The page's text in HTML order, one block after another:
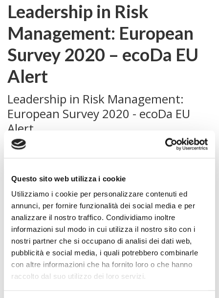
Questo sito web utilizza i cookie
Utilizziamo i cookie per personalizzare contenuti ed
annunci, per fornire funzionalità dei social media e per
analizzare il nostro traffico. Condividiamo inoltre
informazioni sul modo in cui utilizza il nostro sito con i
nostri partner che si occupano di analisi dei dati web,
pubblicità e social media, i quali potrebbero combinarle
con altre informazioni che ha fornito loro o che hanno
raccolto dal suo utilizzo dei loro servizi.
Leadership in Risk
Management: European
Survey 2020 – ecoDa EU
Alert
Leadership in Risk Management:
European Survey 2020 - ecoDa EU
Alert
It includes:
DG FISMA : An upcoming public consultation on the
EFRAG: Report on How to improve climate-related
reporting
EFRAG: to develop Non-Financial Reporting
Standards for the European Commission
EFRAG: Call for experts to its Advisory Panel on
Intangibles